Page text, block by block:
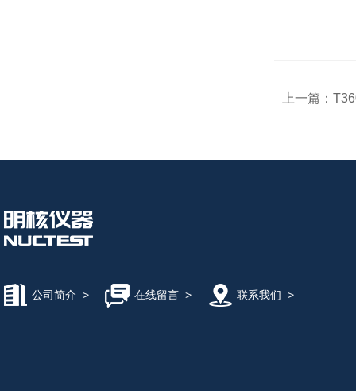
上一篇：
公司简介 > 在线留言> 联系我们 >